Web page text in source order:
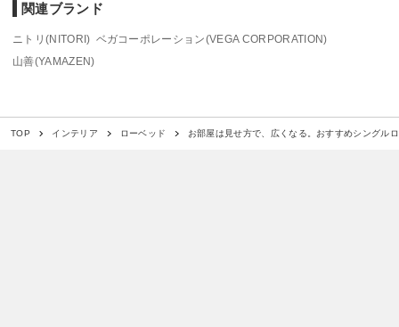
関連ブランド
ニトリ(NITORI) ベガコーポレーション(VEGA CORPORATION)
山善(YAMAZEN)
TOP インテリア ローベッド お部屋は見せ方で、広くなる。おすすめシングル